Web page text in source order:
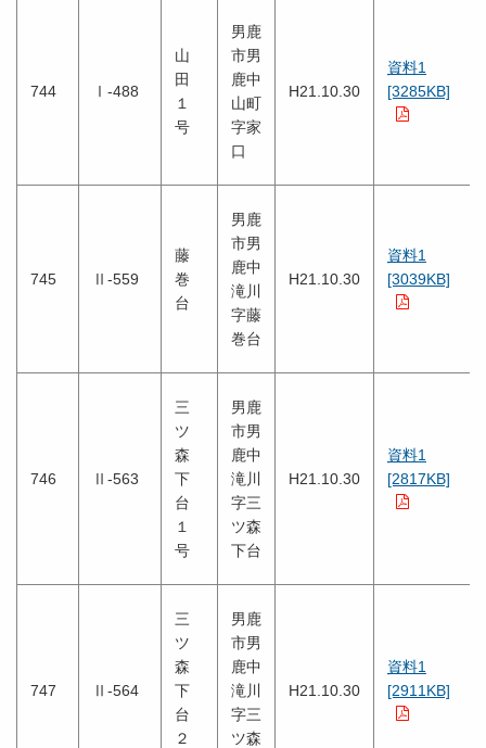
744 Ⅰ-488
山
田
１
号
男鹿
市男
鹿中
山町
字家
口
H21.10.30
資料1
[3285KB]
745 Ⅱ-559
藤
巻
台
男鹿
市男
鹿中
滝川
字藤
巻台
H21.10.30
資料1
[3039KB]
746 Ⅱ-563
三
ツ
森
下
台
１
号
男鹿
市男
鹿中
滝川
字三
ツ森
下台
H21.10.30
資料1
[2817KB]
747 Ⅱ-564
三
ツ
森
下
台
２
男鹿
市男
鹿中
滝川
字三
ツ森
H21.10.30
資料1
[2911KB]